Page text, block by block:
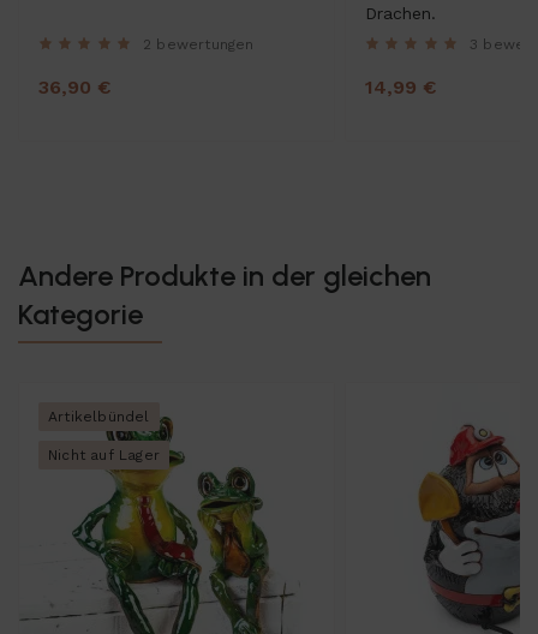
2 bewertungen
36,90 €
Drachen.
3
14,99 €
Andere Produkte in der gleichen
Kategorie
Artikelbündel
Nicht auf Lager